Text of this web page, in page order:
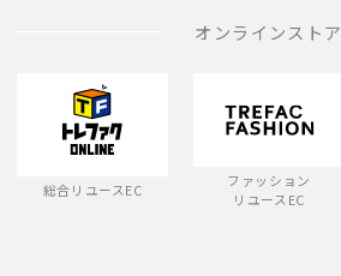
オンラインストア
総合リユースEC
ファッション
リユースEC